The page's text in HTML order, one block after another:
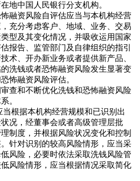
地中国人民银行分支机构。
融资风险自评估应当与本机构经营
充分考虑客户、地域、业务、交易
型及其变化情况，并吸收运用国家
报告、监管部门及自律组织的指引
术、开办新业务或者提供新产品、
洗钱或者恐怖融资风险发生显著变
怖融资风险评估。
查和不断优化洗钱和恐怖融资风险
。
当根据本机构经营规模和已识别出
况，经董事会或者高级管理层批
制度，并根据风险状况变化和控制
针对识别的较高风险情形，应当采
风险，必要时依法采取洗钱风险管
风险情形，应当根据情况采取简化